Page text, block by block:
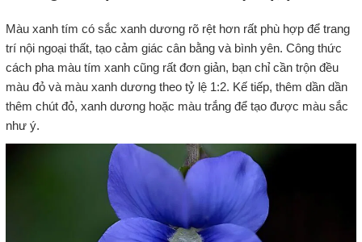
Màu xanh tím có sắc xanh dương rõ rệt hơn rất phù hợp để trang
trí nội ngoại thất, tạo cảm giác cân bằng và bình yên. Công thức
cách pha màu tím xanh cũng rất đơn giản, bạn chỉ cần trộn đều
màu đỏ và màu xanh dương theo tỷ lệ 1:2. Kế tiếp, thêm dần dần
thêm chút đỏ, xanh dương hoặc màu trắng để tạo được màu sắc
như ý.